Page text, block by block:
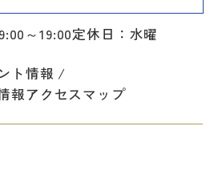
～19:00定休日：水曜
ト情報
報アクセスマップ